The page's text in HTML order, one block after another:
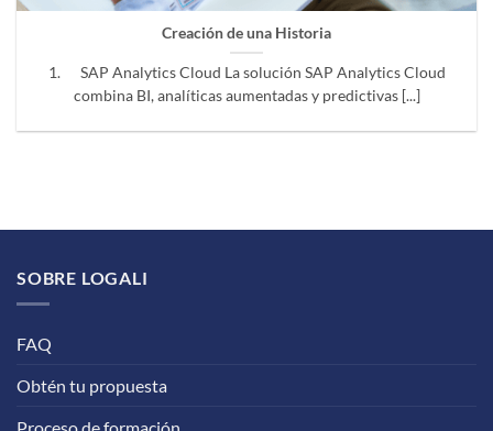
Creación de una Historia
1. SAP Analytics Cloud La solución SAP Analytics Cloud
combina BI, analíticas aumentadas y predictivas [...]
SOBRE LOGALI
FAQ
Obtén tu propuesta